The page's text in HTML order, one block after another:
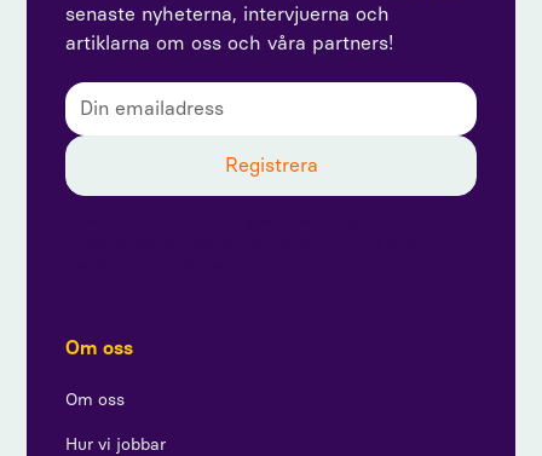
senaste nyheterna, intervjuerna och
artiklarna om oss och våra partners!
Om oss
Om oss
Hur vi jobbar